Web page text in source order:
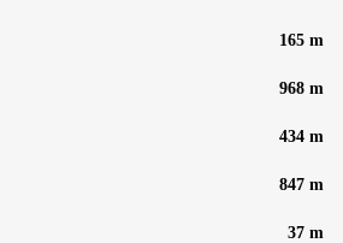
165 m
968 m
434 m
847 m
37 m